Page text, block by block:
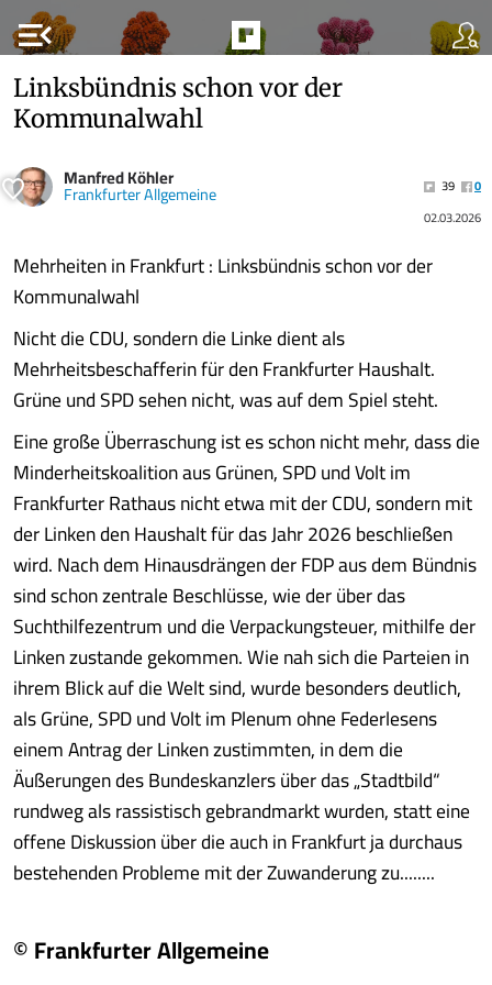
menu_open
Linksbündnis schon vor der
Kommunalwahl
Manfred Köhler
Frankfurter Allgemeine 39
0
02.03.2026
Mehrheiten in Frankfurt : Linksbündnis schon vor der
Kommunalwahl
Nicht die CDU, sondern die Linke dient als
Mehrheitsbeschafferin für den Frankfurter Haushalt.
Grüne und SPD sehen nicht, was auf dem Spiel steht.
Eine große Überraschung ist es schon nicht mehr, dass die
Minderheitskoalition aus Grünen, SPD und Volt im
Frankfurter Rathaus nicht etwa mit der CDU, sondern mit
der Linken den Haushalt für das Jahr 2026 beschließen
wird. Nach dem Hinausdrängen der FDP aus dem Bündnis
sind schon zentrale Beschlüsse, wie der über das
Suchthilfezentrum und die Verpackungsteuer, mithilfe der
Linken zustande gekommen. Wie nah sich die Parteien in
ihrem Blick auf die Welt sind, wurde besonders deutlich,
als Grüne, SPD und Volt im Plenum ohne Federlesens
einem Antrag der Linken zustimmten, in dem die
Äußerungen des Bundeskanzlers über das „Stadtbild“
rundweg als rassistisch gebrandmarkt wurden, statt eine
offene Diskussion über die auch in Frankfurt ja durchaus
bestehenden Probleme mit der Zuwanderung zu........
© Frankfurter Allgemeine